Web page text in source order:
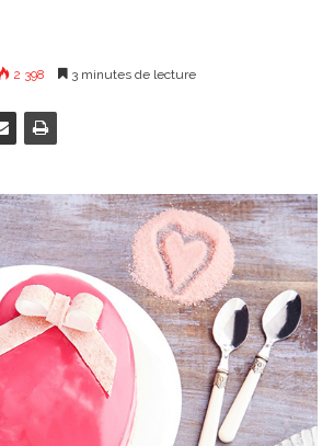
2 398 3 minutes de lecture